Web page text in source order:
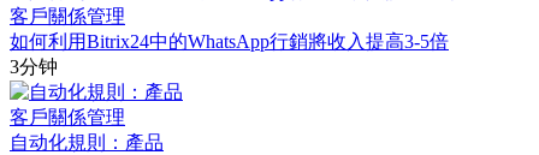
客戶關係管理
如何利用Bitrix24中的WhatsApp行銷將收入提高3-5倍
3分钟
客戶關係管理
自动化規則：產品